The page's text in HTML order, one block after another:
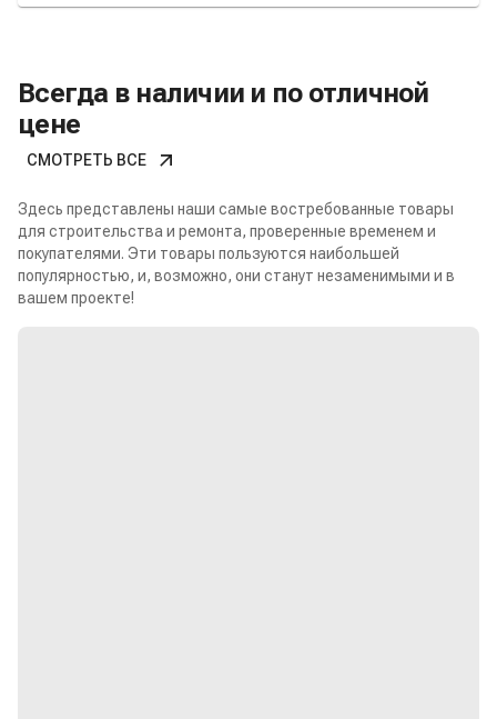
Всегда в наличии и по отличной
цене
СМОТРЕТЬ ВСЕ
Здесь представлены наши самые востребованные товары
для строительства и ремонта, проверенные временем и
покупателями. Эти товары пользуются наибольшей
популярностью, и, возможно, они станут незаменимыми и в
вашем проекте!